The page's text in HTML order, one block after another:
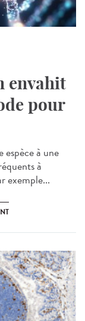
envahit
pour
espèce à une
à
exemple...